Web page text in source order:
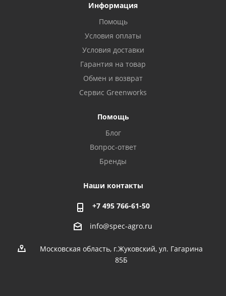
Информация
Помощь
Условия оплаты
Условия доставки
Гарантия на товар
Обмен и возврат
Сервис Greenworks
Помощь
Блог
Вопрос-ответ
Бренды
Наши контакты
+7 495 766-61-50
info@spec-agro.ru
Московская область, г.Жуковский, ул. Гагарина
85Б